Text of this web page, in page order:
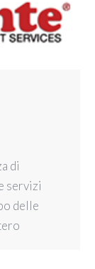
di
servizi
delle